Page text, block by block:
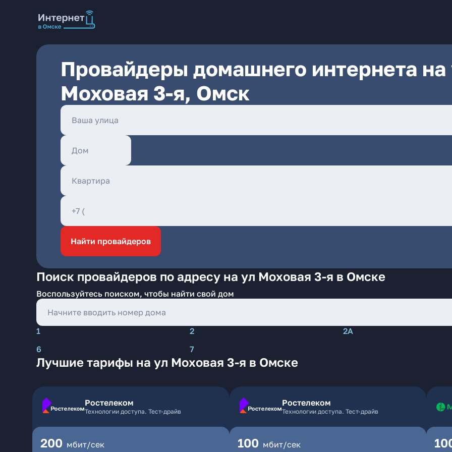
Провайдеры домашнего интернета на
Моховая 3-я, Омск
Найти провайдеров
Поиск провайдеров по адресу на ул Моховая 3-я в Омске
Воспользуйтесь поиском, чтобы найти свой дом
1 2 2А
6
7
Лучшие тарифы на ул Моховая 3-я в Омске
Ростелеком
Технологии доступа. Тест-драйв
200 мбит/сек
Ростелеком
Технологии доступа. Тест-драйв
100 мбит/сек